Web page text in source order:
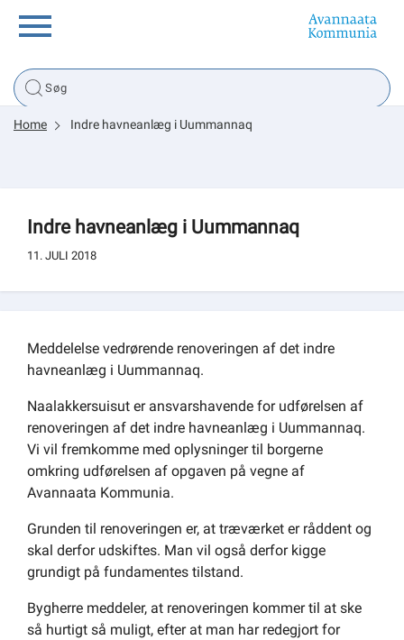
Borger
Tsunami
Planportal
Om kommunen
Home Indre havneanlæg i Uummannaq
Indre havneanlæg i Uummannaq
11. JULI 2018
Meddelelse vedrørende renoveringen af det indre
havneanlæg i Uummannaq.
Naalakkersuisut er ansvarshavende for udførelsen af
renoveringen af det indre havneanlæg i Uummannaq.
Vi vil fremkomme med oplysninger til borgerne
omkring udførelsen af opgaven på vegne af
Avannaata Kommunia.
Grunden til renoveringen er, at træværket er råddent og
skal derfor udskiftes. Man vil også derfor kigge
grundigt på fundamentes tilstand.
Bygherre meddeler, at renoveringen kommer til at ske
så hurtigt så muligt, efter at man har redegjort for